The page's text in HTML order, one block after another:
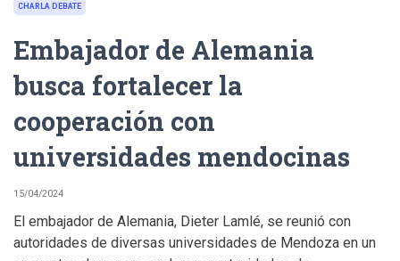
CHARLA DEBATE
Embajador de Alemania
busca fortalecer la
cooperación con
universidades mendocinas
15/04/2024
El embajador de Alemania, Dieter Lamlé, se reunió con
autoridades de diversas universidades de Mendoza en un